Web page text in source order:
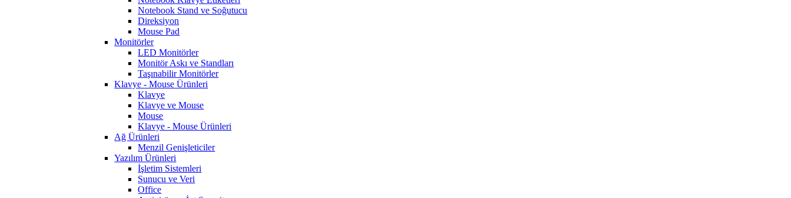
Notebook Stand ve Soğutucu
Direksiyon
Mouse Pad
Monitörler
LED Monitörler
Monitör Askı ve Standları
Taşınabilir Monitörler
Klavye - Mouse Ürünleri
Klavye
Klavye ve Mouse
Mouse
Klavye - Mouse Ürünleri
Ağ Ürünleri
Menzil Genişleticiler
Yazılım Ürünleri
İşletim Sistemleri
Sunucu ve Veri
Office